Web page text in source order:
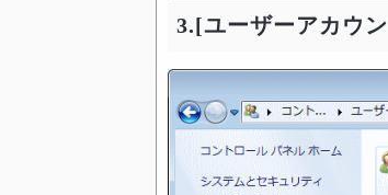
3.[ユーザーアカウ